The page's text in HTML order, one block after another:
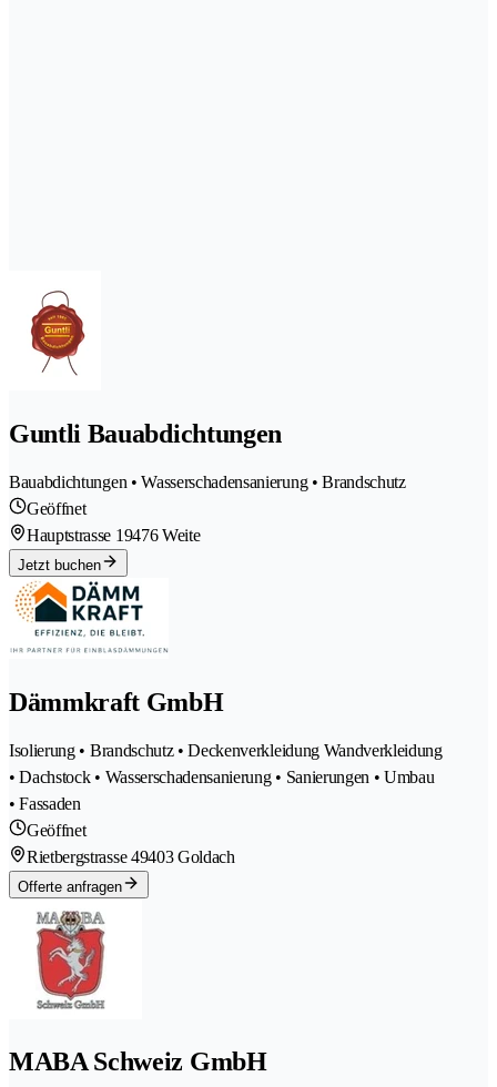
Guntli Bauabdichtungen
Bauabdichtungen • Wasserschadensanierung • Brandschutz
Geöffnet
Hauptstrasse 19476 Weite
Jetzt buchen
Dämmkraft GmbH
Isolierung • Brandschutz • Deckenverkleidung Wandverkleidung
• Dachstock • Wasserschadensanierung • Sanierungen • Umbau
• Fassaden
Geöffnet
Rietbergstrasse 49403 Goldach
Offerte anfragen
MABA Schweiz GmbH